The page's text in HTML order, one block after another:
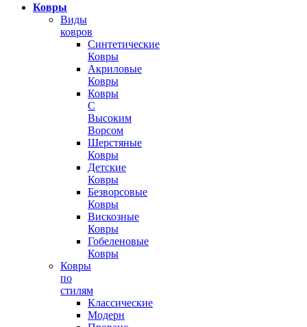
Ковры
Виды
ковров
Синтетические
Ковры
Акриловые
Ковры
Ковры
С
Высоким
Ворсом
Шерстяные
Ковры
Детские
Ковры
Безворсовые
Ковры
Вискозные
Ковры
Гобеленовые
Ковры
Ковры
по
стилям
Классические
Модерн